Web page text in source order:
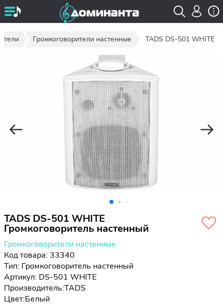
Громкоговорители настенные TADS DS-501 WHITE
TADS DS-501 WHITE
Громкоговоритель настенный
Громкоговорители настенные
Код товара: 33340
Тип: Громкоговоритель настенный
Артикул: DS-501 WHITE
Производитель:TADS
Цвет:Белый